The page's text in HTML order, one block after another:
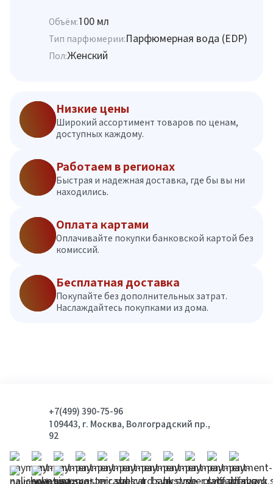
Объём:100 мл
Тип парфюмерии:Парфюмерная вода (EDP)
Пол:Женский
Низкие цены
Широкий ассортимент товаров по ценам,
доступных каждому.
Работаем в регионах
Быстрая и надежная доставка, где бы вы ни
находились.
Оплата картами
Оплачивайте покупки банковской картой без
комиссий.
Бесплатная доставка
Покупайте без дополнительных затрат.
Наслаждайтесь покупками из дома.
+7(499) 390-75-96
109443, г. Москва, Волгоградский пр.,
92